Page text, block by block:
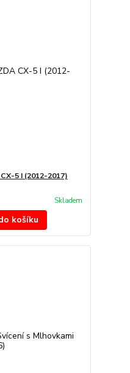
5 I (2012-2017)
Skladem
košíku